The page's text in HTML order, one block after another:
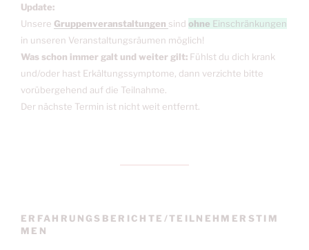
Update:
Unsere Gruppenveranstaltungen sind ohne Einschränkungen
in unseren Veranstaltungsräumen möglich!
Was schon immer galt und weiter gilt: Fühlst du dich krank
und/oder hast Erkältungssymptome, dann verzichte bitte
vorübergehend auf die Teilnahme.
Der nächste Termin ist nicht weit entfernt.
ERFAHRUNGSBERICHTE/TEILNEHMERSTIM
MEN